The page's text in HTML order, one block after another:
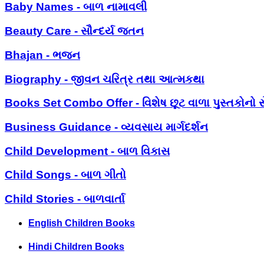
Baby Names - બાળ નામાવલી
Beauty Care - સૌન્દર્ય જતન
Bhajan - ભજન
Biography - જીવન ચરિત્ર તથા આત્મકથા
Books Set Combo Offer - વિશેષ છૂટ વાળા પુસ્તકોનો
Business Guidance - વ્યવસાય માર્ગદર્શન
Child Development - બાળ વિકાસ
Child Songs - બાળ ગીતો
Child Stories - બાળવાર્તા
English Children Books
Hindi Children Books